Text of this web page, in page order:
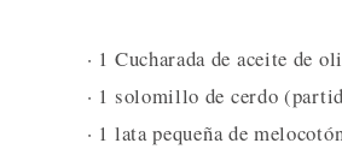
· 1 Cucharada de aceite de
· 1 solomillo de cerdo
· 1 lata pequeña de